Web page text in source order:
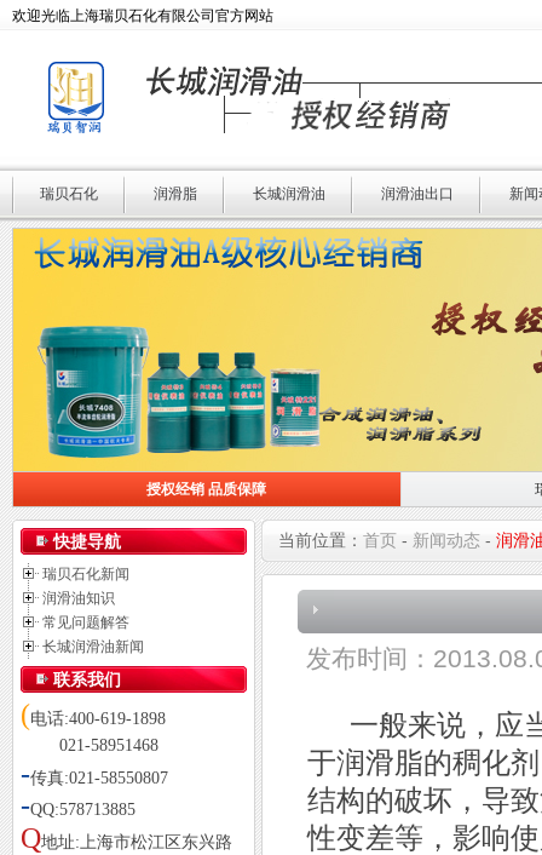
欢迎光临上海瑞贝石化有限公司官方网站
瑞贝石化 润滑脂 长城润滑油 润滑油出口 新闻
授权经销 品质保障
授权经销 品质保障
瑞贝石化 专业润滑
快捷导航
瑞贝石化新闻
润滑油知识
常见问题解答
长城润滑油新闻
联系我们
(电话:400-619-1898
021-58951468
-传真:021-58550807
-QQ:578713885
Q地址:上海市松江区东兴路
当前位置： 首页 - 新闻动态 - 润滑
发布时间：
一般来说，应
于润滑脂的稠化
结构的破坏，导
性变差等，影响